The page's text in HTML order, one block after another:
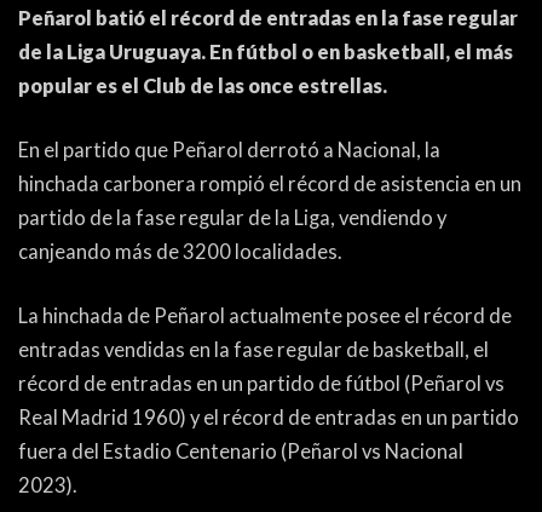
CONTENIDOS
COLUMNAS
ELECCIONES
ENTREVISTAS
TRIBUNA
PYD RADIO
PEÑAS
ENCUESTAS
EDITORIALES
MÁS DE PYD
HISTORIA
FORO
Peñarol batió el récord de entradas en la fase regular
de la Liga Uruguaya. En fútbol o en basketball, el más
popular es el Club de las once estrellas.
En el partido que Peñarol derrotó a Nacional, la
hinchada carbonera rompió el récord de asistencia en un
partido de la fase regular de la Liga, vendiendo y
canjeando más de 3200 localidades.
La hinchada de Peñarol actualmente posee el récord de
entradas vendidas en la fase regular de basketball, el
récord de entradas en un partido de fútbol (Peñarol vs
Real Madrid 1960) y el récord de entradas en un partido
fuera del Estadio Centenario (Peñarol vs Nacional
2023).